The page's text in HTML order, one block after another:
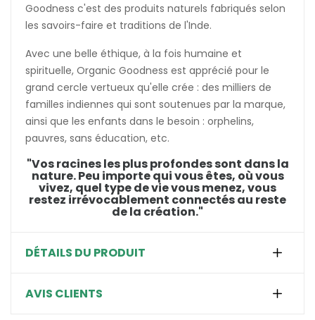
Goodness c'est des produits naturels fabriqués selon
les savoirs-faire et traditions de l'Inde.
Avec une belle éthique, à la fois humaine et
spirituelle, Organic Goodness est apprécié pour le
grand cercle vertueux qu'elle crée : des milliers de
familles indiennes qui sont soutenues par la marque,
ainsi que les enfants dans le besoin : orphelins,
pauvres, sans éducation, etc.
"Vos racines les plus profondes sont dans la
nature. Peu importe qui vous êtes, où vous
vivez, quel type de vie vous menez, vous
restez irrévocablement connectés au reste
de la création."
DÉTAILS DU PRODUIT
AVIS CLIENTS